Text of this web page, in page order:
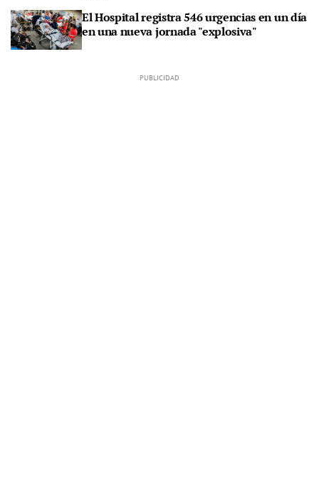
El Hospital registra 546 urgencias en un día
en una nueva jornada "explosiva"